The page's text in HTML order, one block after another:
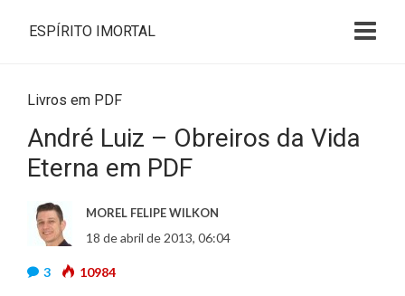
ESPÍRITO IMORTAL
Livros em PDF
André Luiz – Obreiros da Vida
Eterna em PDF
MOREL FELIPE WILKON
18 de abril de 2013, 06:04
3 10984